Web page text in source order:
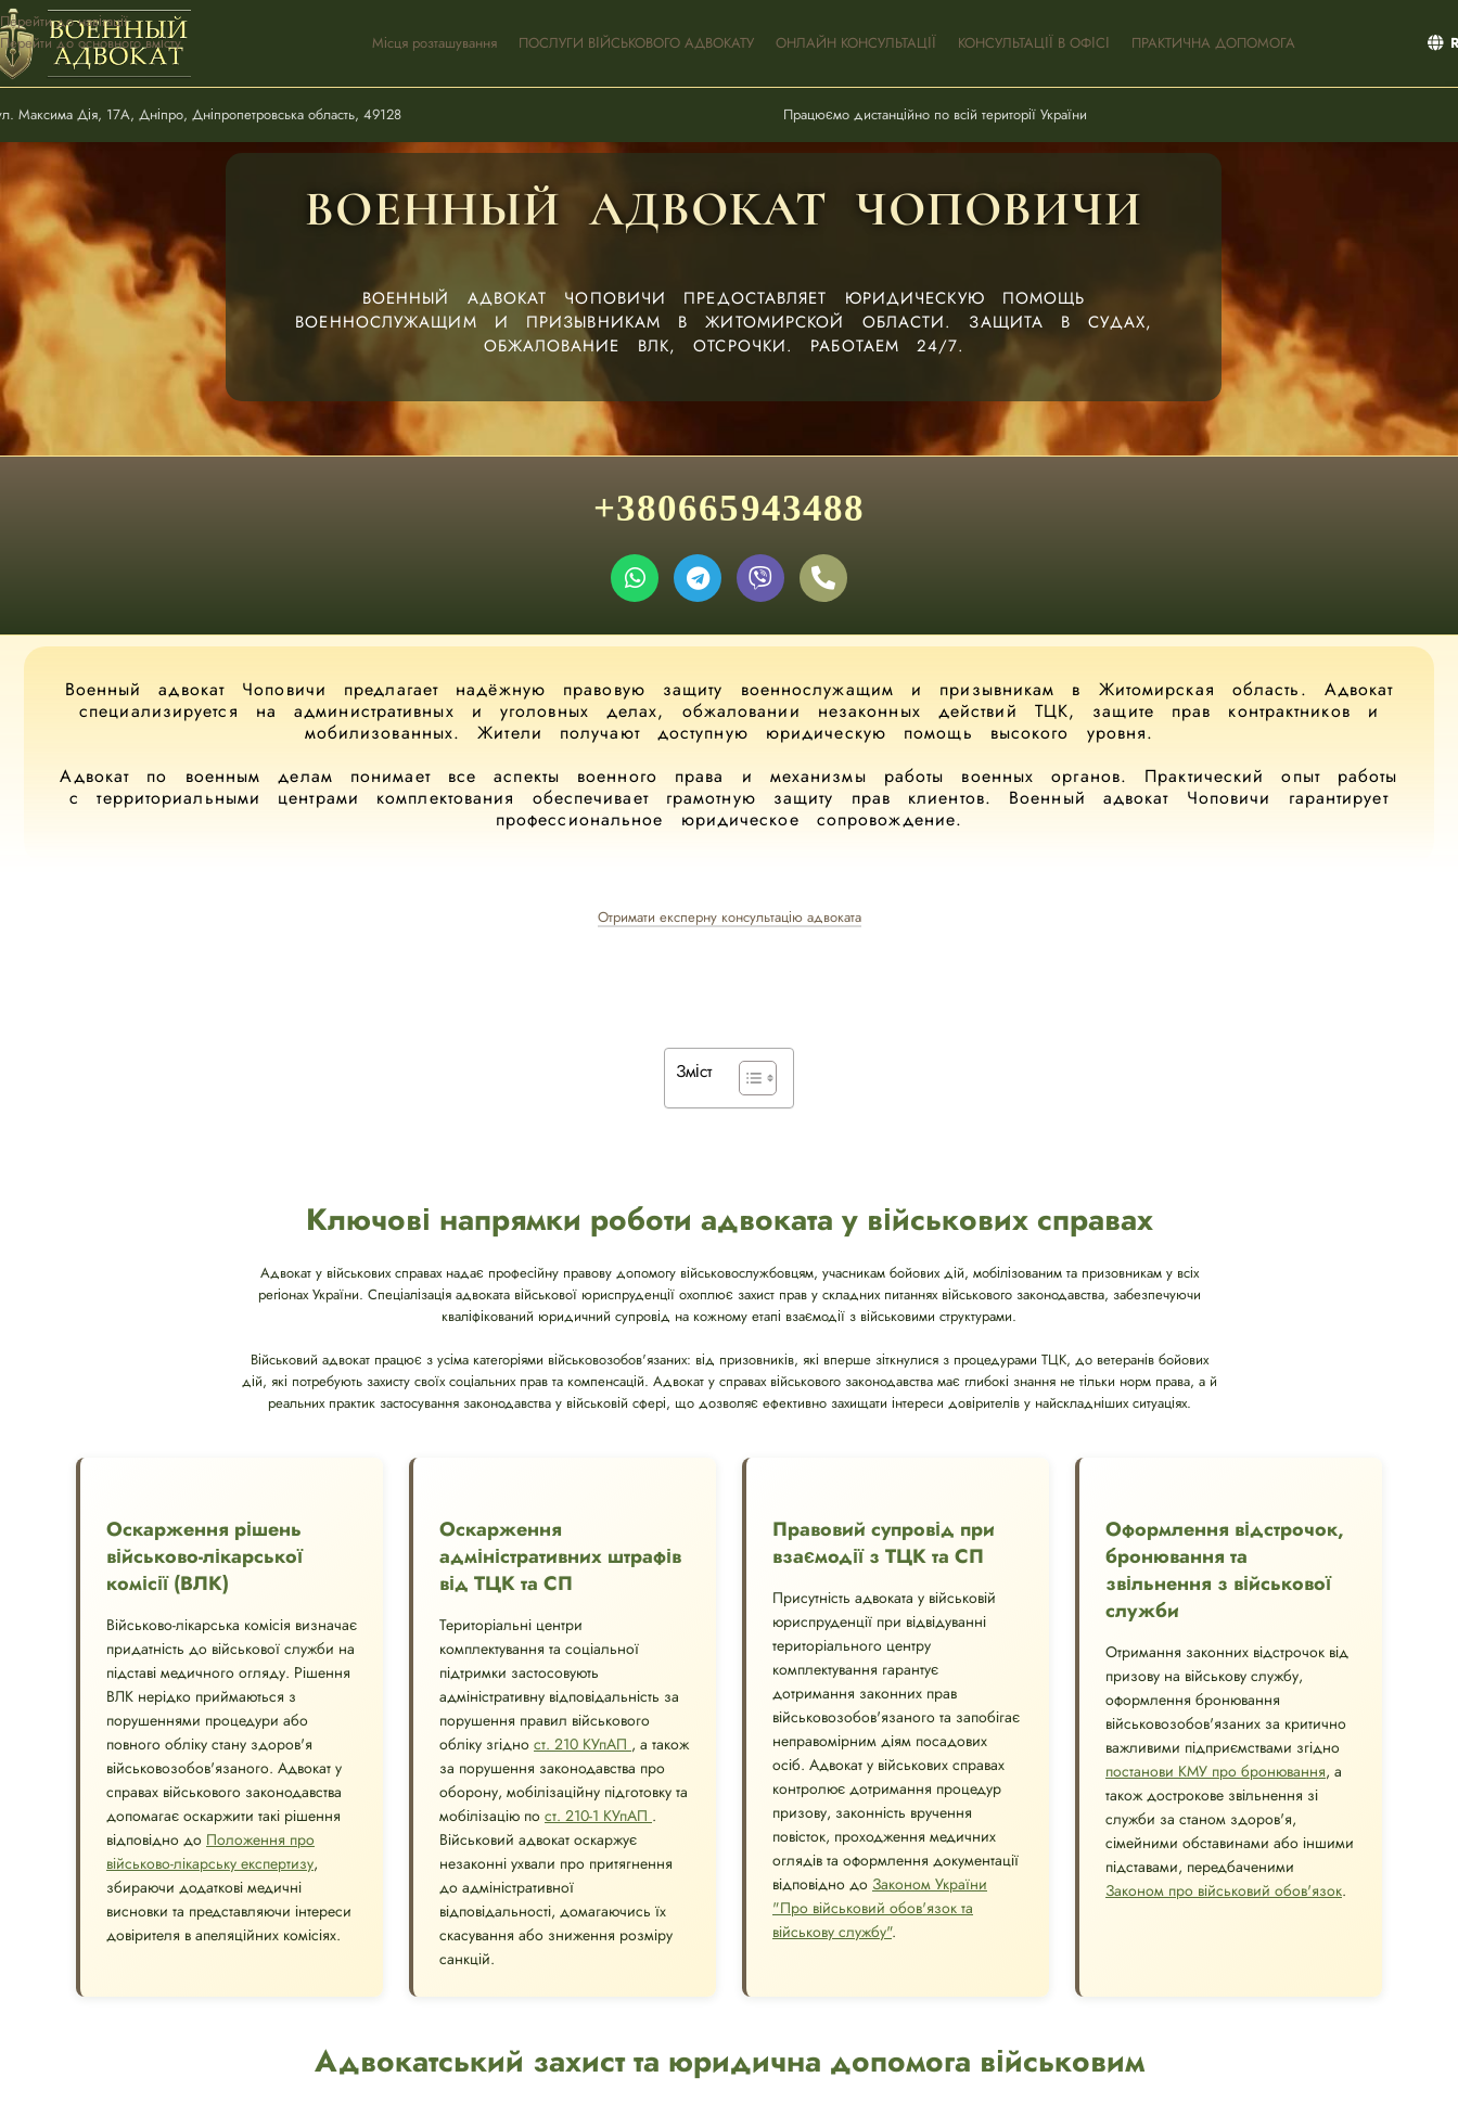
Перейти до навігації
Перейти до основного вмісту
Місця розташування ПОСЛУГИ ВІЙСЬКОВОГО АДВОКАТУ ОНЛАЙН КОНСУЛЬТАЦІЇ КОНСУЛЬТАЦІЇ В ОФІСІ ПРАКТИЧНА ДОПОМОГА
Максима Дія, 17А, Дніпро, Дніпропетровська область, 49128 Працюємо дистанційно по всій території України
ВОЕННЫЙ АДВОКАТ ЧОПОВИЧИ
ВОЕННЫЙ АДВОКАТ ЧОПОВИЧИ ПРЕДОСТАВЛЯЕТ ЮРИДИЧЕСКУЮ ПОМОЩЬ
ВОЕННОСЛУЖАЩИМ И ПРИЗЫВНИКАМ В ЖИТОМИРСКОЙ ОБЛАСТИ. ЗАЩИТА В СУДАХ,
ОБЖАЛОВАНИЕ ВЛК, ОТСРОЧКИ. РАБОТАЕМ 24/7.
+380665943488
Военный адвокат Чоповичи предлагает надёжную правовую защиту военнослужащим и призывникам в Житомирская область. Адвокат
специализируется на административных и уголовных делах, обжаловании незаконных действий ТЦК, защите прав контрактников и
мобилизованных. Жители получают доступную юридическую помощь высокого уровня.
Адвокат по военным делам понимает все аспекты военного права и механизмы работы военных органов. Практический опыт работы
с территориальными центрами комплектования обеспечивает грамотную защиту прав клиентов. Военный адвокат Чоповичи гарантирует
профессиональное юридическое сопровождение.
Отримати експерну консультацію адвоката
Зміст
Ключові напрямки роботи адвоката у військових справах
Адвокат у військових справах надає професійну правову допомогу військовослужбовцям, учасникам бойових дій, мобілізованим та призовникам у всіх
регіонах України. Спеціалізація адвоката військової юриспруденції охоплює захист прав у складних питаннях військового законодавства, забезпечуючи
кваліфікований юридичний супровід на кожному етапі взаємодії з військовими структурами.
Військовий адвокат працює з усіма категоріями військовозобов'язаних: від призовників, які вперше зіткнулися з процедурами ТЦК, до ветеранів бойових
дій, які потребують захисту своїх соціальних прав та компенсацій. Адвокат у справах військового законодавства має глибокі знання не тільки норм права, а й
реальних практик застосування законодавства у військовій сфері, що дозволяє ефективно захищати інтереси довірителів у найскладніших ситуаціях.
Оскарження рішень
військово-лікарської
комісії (ВЛК)
Військово-лікарська комісія визначає
придатність до військової служби на
підставі медичного огляду. Рішення
ВЛК нерідко приймаються з
порушеннями процедури або
повного обліку стану здоров'я
військовозобов'язаного. Адвокат у
справах військового законодавства
допомагає оскаржити такі рішення
відповідно до Положення про
військово-лікарську експертизу,
збираючи додаткові медичні
висновки та представляючи інтереси
довірителя в апеляційних комісіях.
Оскарження
адміністративних штрафів
від ТЦК та СП
Територіальні центри
комплектування та соціальної
підтримки застосовують
адміністративну відповідальність за
порушення правил військового
обліку згідно ст. 210 КУпАП , а також
за порушення законодавства про
оборону, мобілізаційну підготовку та
мобілізацію по ст. 210-1 КУпАП .
Військовий адвокат оскаржує
незаконні ухвали про притягнення
до адміністративної
відповідальності, домагаючись їх
скасування або зниження розміру
санкцій.
Правовий супровід при
взаємодії з ТЦК та СП
Присутність адвоката у військовій
юриспруденції при відвідуванні
територіального центру
комплектування гарантує
дотримання законних прав
військовозобов'язаного та запобігає
неправомірним діям посадових
осіб. Адвокат у військових справах
контролює дотримання процедур
призову, законність вручення
повісток, проходження медичних
оглядів та оформлення документації
відповідно до Законом України
"Про військовий обов'язок та
військову службу".
Оформлення відстрочок,
бронювання та
звільнення з військової
служби
Отримання законних відстрочок від
призову на військову службу,
оформлення бронювання
військовозобов'язаних за критично
важливими підприємствами згідно
постанови КМУ про бронювання, а
також дострокове звільнення зі
служби за станом здоров'я,
сімейними обставинами або іншими
підставами, передбаченими
Законом про військовий обов'язок.
Адвокатський захист та юридична допомога військовим